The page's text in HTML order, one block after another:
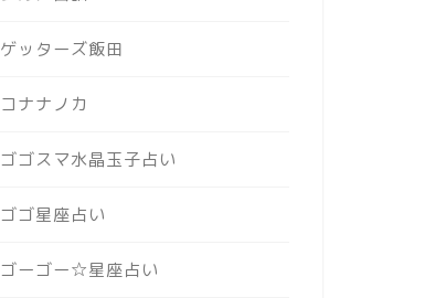
ゲッターズ飯田
コナナノカ
ゴゴスマ水晶玉子占い
ゴゴ星座占い
ゴーゴー☆星座占い